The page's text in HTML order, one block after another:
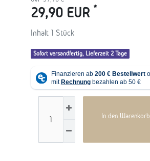
29,90 EUR *
Inhalt 1 Stück
Sofort versandfertig, Lieferzeit 2 Tage
In den Warenkorb